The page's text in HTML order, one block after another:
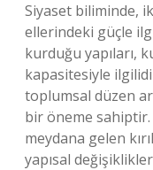
Siyaset biliminde,
ellerindeki güçle
kurduğu yapıları,
kapasitesiyle
toplumsal düzen
bir öneme sahiptir.
meydana gelen
yapısal